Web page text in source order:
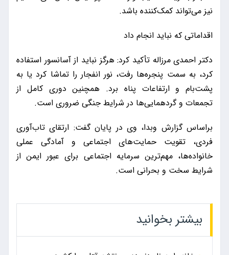
نیز می‌تواند کمک‌کننده باشد.
اقداماتی که نباید انجام داد
دکتر احمدی مرزاله تأکید کرد: هرگز نباید از آسانسور استفاده
کرد، به سمت پنجره‌ها رفت، نور انفجار را تماشا کرد یا به
پشت‌بام و ارتفاعات پناه برد. همچنین دوری کامل از
تجمعات و گردهمایی‌ها در شرایط جنگی ضروری است.
براساس گزارش وبدا، وی در پایان گفت: ارتقای تاب‌آوری
فردی، تقویت حمایت‌های اجتماعی و آمادگی عملی
خانواده‌ها، مهم‌ترین سرمایه اجتماعی برای عبور ایمن از
شرایط سخت و بحرانی است.
بیشتر بخوانید